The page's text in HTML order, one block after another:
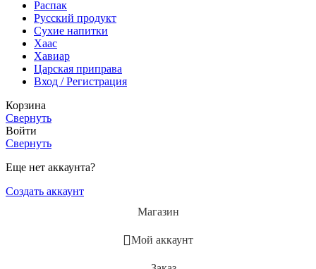
Распак
Русский продукт
Сухие напитки
Хаас
Хавиар
Царская приправа
Вход / Регистрация
Корзина
Свернуть
Войти
Свернуть
Еще нет аккаунта?
Создать аккаунт
Магазин
Мой аккаунт